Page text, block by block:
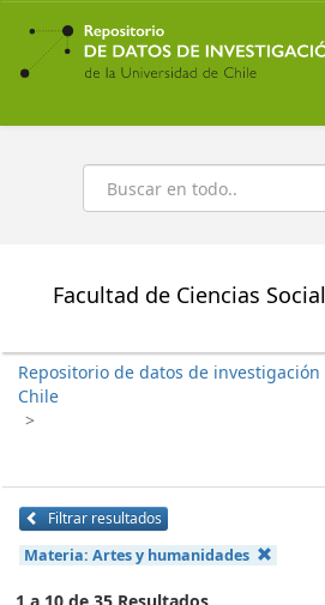
Ir
contenido
principal
Buscar
Facultad de Ciencias
Repositorio de datos de
Chile
>
Filtrar resultados
Materia: Artes y humanidades
1 a 10 de 35 Resultados